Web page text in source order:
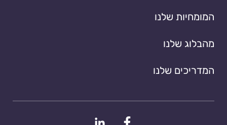
המומחיות שלנו
מהבלוג שלנו
המדריכים שלנו